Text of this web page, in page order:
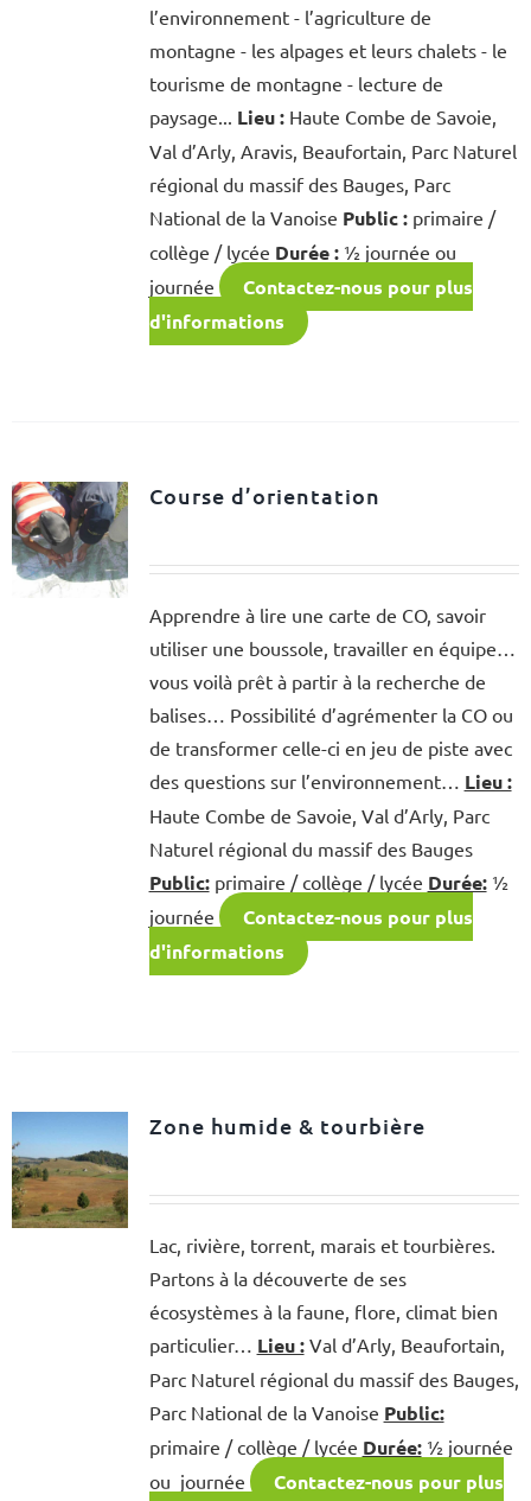
l’environnement - l’agriculture de
montagne - les alpages et leurs chalets - le
tourisme de montagne - lecture de
paysage... Lieu :Haute Combe de Savoie,
Val d’Arly, Aravis, Beaufortain, Parc Naturel
régional du massif des Bauges, Parc
National de la Vanoise Public :primaire /
collège / lycée Durée :½ journée ou
journée
Contactez-nous pour plus
d'informations
Course d’orientation
Apprendre à lire une carte de CO, savoir
utiliser une boussole, travailler en équipe…
vous voilà prêt à partir à la recherche de
balises… Possibilité d’agrémenter la CO ou
de transformer celle-ci en jeu de piste avec
des questions sur l’environnement… Lieu :
Haute Combe de Savoie, Val d’Arly, Parc
Naturel régional du massif des Bauges
Public:primaire / collège / lycée Durée:½
journée
Contactez-nous pour plus
d'informations
Zone humide & tourbière
Lac, rivière, torrent, marais et tourbières.
Partons à la découverte de ses
écosystèmes à la faune, flore, climat bien
particulier… Lieu :Val d’Arly, Beaufortain,
Parc Naturel régional du massif des Bauges,
Parc National de la Vanoise Public:
primaire / collège / lycée Durée:½ journée
ou journée
Contactez-nous pour plus